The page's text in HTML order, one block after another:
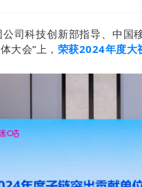
司科技创新部指导、中国
大会”上， 荣获2024年度大